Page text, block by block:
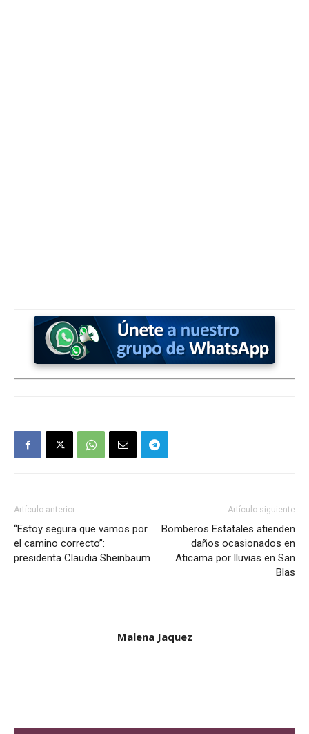
Artículo anterior
“Estoy segura que vamos por
el camino correcto”:
presidenta Claudia Sheinbaum
Artículo siguiente
Bomberos Estatales atienden
daños ocasionados en
Aticama por lluvias en San
Blas
Malena Jaquez